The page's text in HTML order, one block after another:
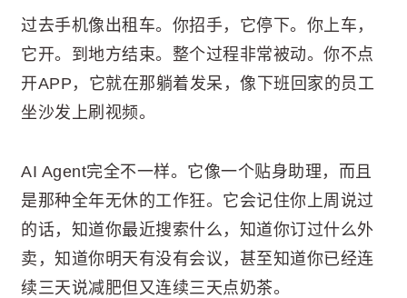
过去手机像出租车。你招手，它停下。你上车，
它开。到地方结束。整个过程非常被动。你不点
开APP，它就在那躺着发呆，像下班回家的员工
坐沙发上刷视频。
AI Agent完全不一样。它像一个贴身助理，而且
是那种全年无休的工作狂。它会记住你上周说过
的话，知道你最近搜索什么，知道你订过什么外
卖，知道你明天有没有会议，甚至知道你已经连
续三天说减肥但又连续三天点奶茶。